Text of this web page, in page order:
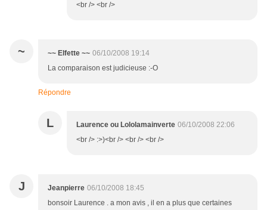
<br /> <br />
~ ~~ Elfette ~~ 06/10/2008 19:14
La comparaison est judicieuse :-O
Répondre
L Laurence ou Lololamainverte 06/10/2008 22:06
<br /> :>)<br /> <br /> <br />
J Jeanpierre 06/10/2008 18:45
bonsoir Laurence . a mon avis , il en a plus que certaines